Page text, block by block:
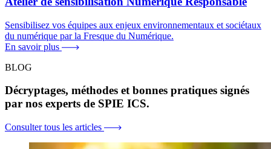
Sensibilisez vos équipes aux enjeux environnementaux et sociétaux
du numérique par la Fresque du Numérique.
En savoir plus
BLOG
Décryptages, méthodes et bonnes pratiques signés
par nos experts de SPIE ICS.
Consulter tous les articles